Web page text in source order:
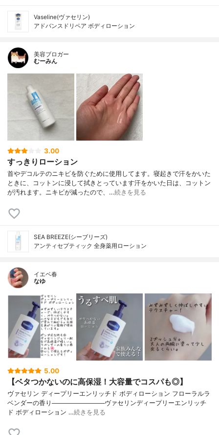
Vaseline(ヴァセリン)
アドバンスドリペア ボディローション
美容ブロガー
むーみん
3.00
すっきりローション
首やデコルテのニキビを防ぐために使用してます。寝起きで汗をかいた
ときに、コットンに浸して拭きとっています汗をかいた日は、コットン
が汚れます。ニキビが減ったので、…続きを見る
SEA BREEZE(シーブリーズ)
アンティセプティック 全身薬用ローション
イエベ春
なゆ
5.00
【ベタつかないのに高保湿！大容量でコスパも◎】
ヴァセリン ディープリーエンリッチド ボディローション フローラルラ
ベンダーの香り────────────ヴァセリンディープリーエンリッチ
ド ボディローション …続きを見る